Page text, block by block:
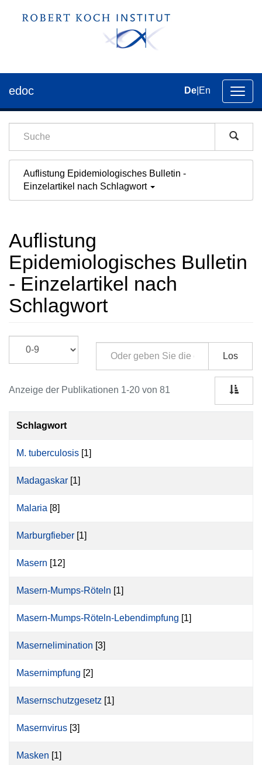
der
edoc De En
Auflistung Epidemiologisches Bulletin -
Einzelartikel nach Schlagwort
Auflistung
Epidemiologisches Bulletin
- Einzelartikel nach
Schlagwort
Los
Anzeige der Publikationen 1-20 von 81
Schlagwort
M. tuberculosis [1]
Madagaskar [1]
Malaria [8]
Marburgfieber [1]
Masern [12]
Masern-Mumps-Röteln [1]
Masern-Mumps-Röteln-Lebendimpfung [1]
Masernelimination [3]
Masernimpfung [2]
Masernschutzgesetz [1]
Masernvirus [3]
Masken [1]